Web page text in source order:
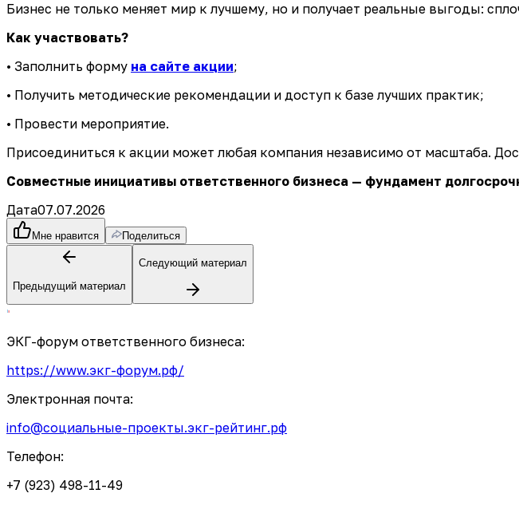
Бизнес не только меняет мир к лучшему, но и получает реальные выгоды:
Как участвовать?
• Заполнить форму на сайте акции;
• Получить методические рекомендации и доступ к базе лучших практик;
• Провести мероприятие.
Присоединиться к акции может любая компания независимо от масштаба.
Совместные инициативы ответственного бизнеса — фундамент
Дата07.07.2026
Мне нравится Поделиться
Предыдущий материал
Следующий материал
ЭКГ-форум ответственного бизнеса:
https://www.экг-форум.рф/
Электронная почта:
info@социальные-проекты.экг-рейтинг.рф
Телефон:
+7 (923) 498-11-49